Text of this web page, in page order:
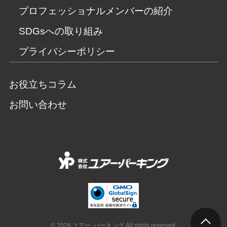
プロフェッショナルメンバーの紹介
SDGsへの取り組み
プライバシーポリシー
お役立ちコラム
お問い合わせ